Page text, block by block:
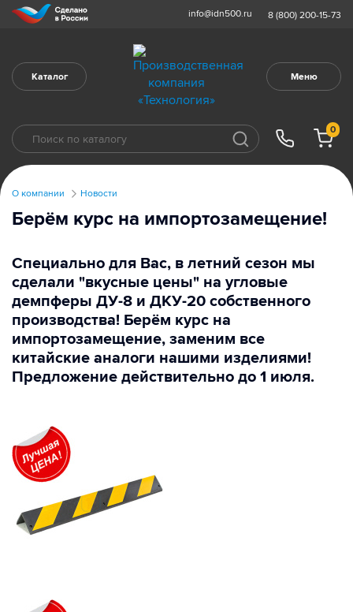
info@idn500.ru 8 (800) 200-15-73
Каталог Меню
0
О компании Новости
Берём курс на импортозамещение!
Специально для Вас, в летний сезон мы
сделали "вкусные цены" на угловые
демпферы ДУ-8 и ДКУ-20 собственного
производства! Берём курс на
импортозамещение, заменим все
китайские аналоги нашими изделиями!
Предложение действительно до 1 июля.